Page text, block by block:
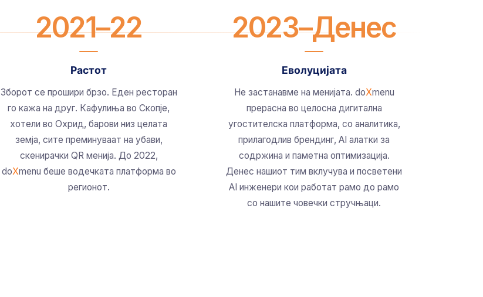
2021–22
Растот
Зборот се прошири брзо. Еден ресторан
го кажа на друг. Кафулиња во Скопје,
хотели во Охрид, барови низ целата
земја, сите преминуваат на убави,
скенирачки QR менија. До 2022,
doXmenu беше водечката платформа во
регионот.
2023–Денес
Еволуцијата
Не застанавме на менијата. doXmenu
прерасна во целосна дигитална
угостителска платформа, со аналитика,
прилагодлив брендинг, AI алатки за
содржина и паметна оптимизација.
Денес нашиот тим вклучува и посветени
AI инженери кои работат рамо до рамо
со нашите човечки стручњаци.